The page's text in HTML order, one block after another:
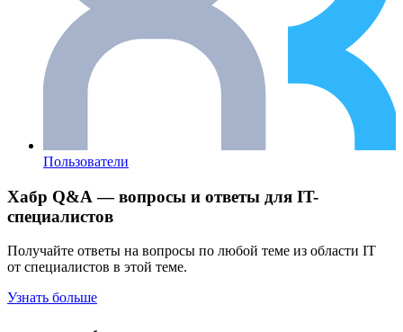
Пользователи
Хабр Q&A — вопросы и ответы для IT-
специалистов
Получайте ответы на вопросы по любой теме из области IT
от специалистов в этой теме.
Узнать больше